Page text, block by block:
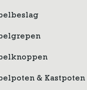
& Kastpoten